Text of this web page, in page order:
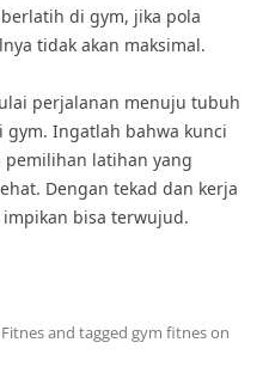
di gym, jika pola
tidak akan maksimal.
perjalanan menuju tubuh
Ingatlah bahwa kunci
pemilihan latihan yang
Dengan tekad dan kerja
bisa terwujud.
and tagged gym fitneson